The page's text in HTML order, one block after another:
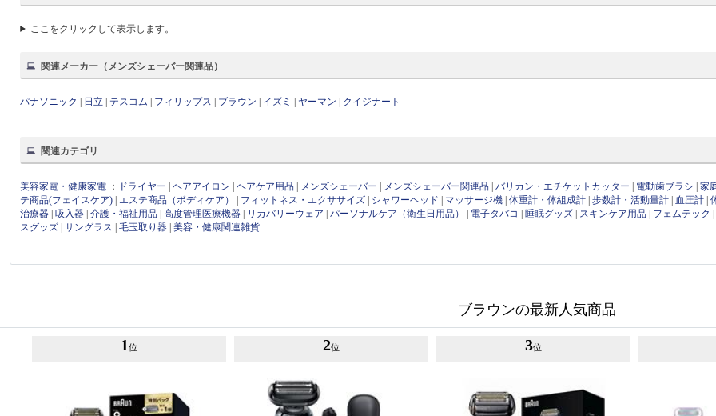
ここをクリックして表示します。
関連メーカー（メンズシェーバー関連品）
パナソニック 日立 テスコム フィリップス ブラウン イズミ ヤーマン クイジナート
関連カテゴリ
美容家電・健康家電 ： ドライヤー |ヘアアイロン |ヘアケア用品 メンズシェーバー メンズシェーバー関連品 |バリカン・エチケットカッター 電動歯ブラシ |家
テ商品(フェイスケア)
エステ商品（ボディケア） フィットネス・エクササイズ シャワーヘッド マッサージ機 |体重計・体組成計 |歩数計・活動量計 血圧計 |
治療器 |吸入器 |介護・福祉用品 |高度管理医療機器 リカバリーウェア |パーソナルケア（衛生日用品） 電子タバコ 睡眠グッズ スキンケア用品 フェムテック
スグッズ |サングラス |毛玉取り器 |美容・健康関連雑貨
ブラウンの最新人気商品
1 位 2位 3位